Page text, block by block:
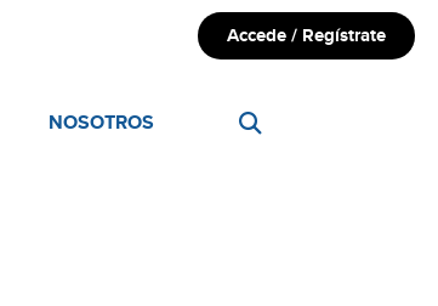
Accede / Regístrate
NOSOTROS